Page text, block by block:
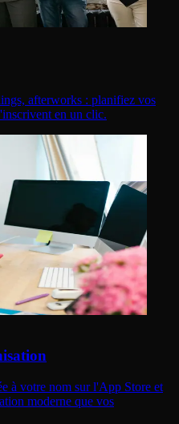
afterworks : planifiez vos
en un clic.
à votre nom sur l'App Store et
moderne que vos